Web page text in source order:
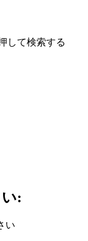
して検索する
:
い